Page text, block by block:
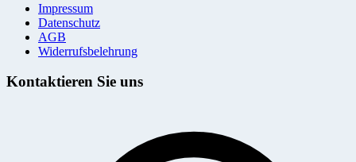
Impressum
Datenschutz
AGB
Widerrufsbelehrung
Kontaktieren Sie uns